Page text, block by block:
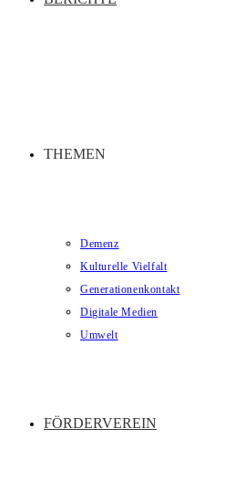
THEMEN
Demenz
Kulturelle Vielfalt
Generationenkontakt
Digitale Medien
Umwelt
FÖRDERVEREIN